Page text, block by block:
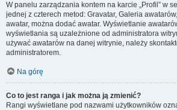
W panelu zarządzania kontem na karcie „Profil” w
jednej z czterech metod: Gravatar, Galeria
awatar, można dodać awatar. Wyświetlanie
wyświetlania są uzależnione od administratora
używać awatarów na danej witrynie, należy
administratorem.
Na górę
Co to jest ranga i jak można ją zmienić?
Rangi wyświetlane pod nazwami użytkowników